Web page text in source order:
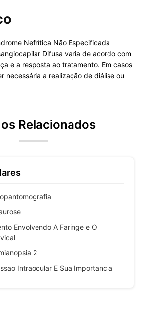
Nefrítica Não Especificada
Difusa varia de acordo com
e a resposta ao tratamento. Em casos
necessária a realização de diálise ou
Relacionados
Envolvendo A Faringe e O
2
Intraocular E Sua Importancia